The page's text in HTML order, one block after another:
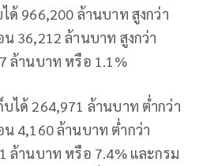
ด้ 966,200 ล้านบาท สูงกว่า
36,212 ล้านบาท สูงกว่า
ล้านบาท หรือ 1.1%
ได้ 264,971 ล้านบาท ต่ำกว่า
4,160 ล้านบาท ต่ำกว่า
ล้านบาท หรือ 7.4% และกรม